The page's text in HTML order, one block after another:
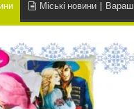
Міські новини | Вараш